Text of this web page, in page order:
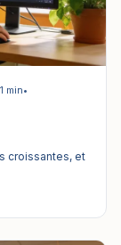
min•
croissantes, et